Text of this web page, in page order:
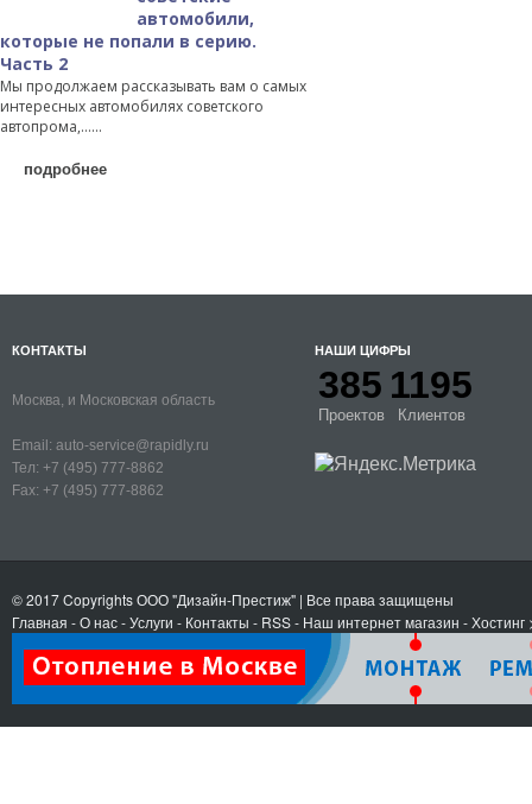
автомобили,
которые не попали в серию.
Часть 2
Мы продолжаем рассказывать вам о самых
интересных автомобилях советского
автопрома,…...
подробнее
КОНТАКТЫ
Москва, и Московская область
Email: auto-service@rapidly.ru
Тел: +7 (495) 777-8862
Fax: +7 (495) 777-8862
НАШИ ЦИФРЫ
385
Проектов
1195
Клиентов
© 2017 CopyrightsООО "Дизайн-Престиж" | Все права защищены
Главная -О нас-Услуги - Контакты - RSS- Наш интернет магазин -Хостинг